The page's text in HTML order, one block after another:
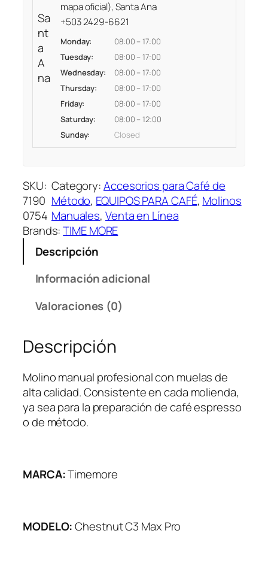
t
i
d
a
Sa
nt
a
A
na
mapa oficial), Santa Ana
+503 2429-6621
Monday:
08:00 – 17:00
Tuesday:
08:00 – 17:00
Wednesday:
08:00 – 17:00
Thursday:
08:00 – 17:00
Friday:
08:00 – 17:00
Saturday:
08:00 – 12:00
Sunday:
Closed
SKU:
7190
0754
Category:Accesorios para Café de
Método, EQUIPOS PARA CAFÉ, Molinos
Manuales, Venta en Línea
Brands:TIME MORE
Descripción
Información adicional
Valoraciones (0)
Descripción
Molino manual profesional con muelas de
alta calidad. Consistente en cada molienda,
ya sea para la preparación de café espresso
o de método.
MARCA:Timemore
MODELO:Chestnut C3 Max Pro